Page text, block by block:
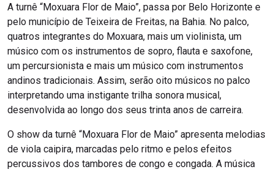
A turnê “Moxuara Flor de Maio”, passa por Belo Horizonte e
pelo município de Teixeira de Freitas, na Bahia. No palco,
quatros integrantes do Moxuara, mais um violinista, um
músico com os instrumentos de sopro, flauta e saxofone,
um percursionista e mais um músico com instrumentos
andinos tradicionais. Assim, serão oito músicos no palco
interpretando uma instigante trilha sonora musical,
desenvolvida ao longo dos seus trinta anos de carreira.
O show da turnê “Moxuara Flor de Maio” apresenta melodias
de viola caipira, marcadas pelo ritmo e pelos efeitos
percussivos dos tambores de congo e congada. A música